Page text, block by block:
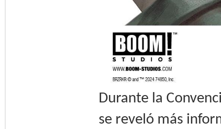
Durante la
se reveló más